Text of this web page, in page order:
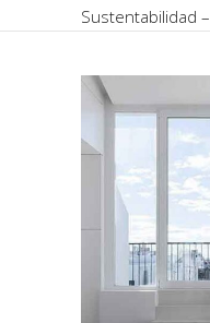
Sustentabilidad